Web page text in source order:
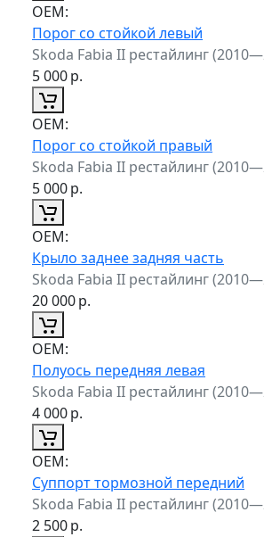
ОЕМ:
Порог со стойкой левый
Skoda Fabia II рестайлинг
5 000р.
ОЕМ:
Порог со стойкой правый
Skoda Fabia II рестайлинг
5 000р.
ОЕМ:
Крыло заднее задняя часть
Skoda Fabia II рестайлинг
20 000р.
ОЕМ:
Полуось передняя левая
Skoda Fabia II рестайлинг
4 000р.
ОЕМ:
Суппорт тормозной передний
Skoda Fabia II рестайлинг
2 500р.